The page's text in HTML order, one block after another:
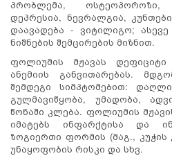
პრობლემა,
დეპრესია, ნევრალგია,
დაავადება - ვიტილიგო; ასევე
ნიშნების შემცირების მიზნით.
ფოლიუმის მჟავას
ანემიის განვითარებას.
შემდეგი სიმპტომებით:
გულმავიწყობა, უმადობა,
წონაში კლება. ფოლიუმის
იმატებს ინფარქტისა და
ზოგიერთი ფორმის (მაგ., კუჭის
უნაყოფობის რისკი და სხვ.